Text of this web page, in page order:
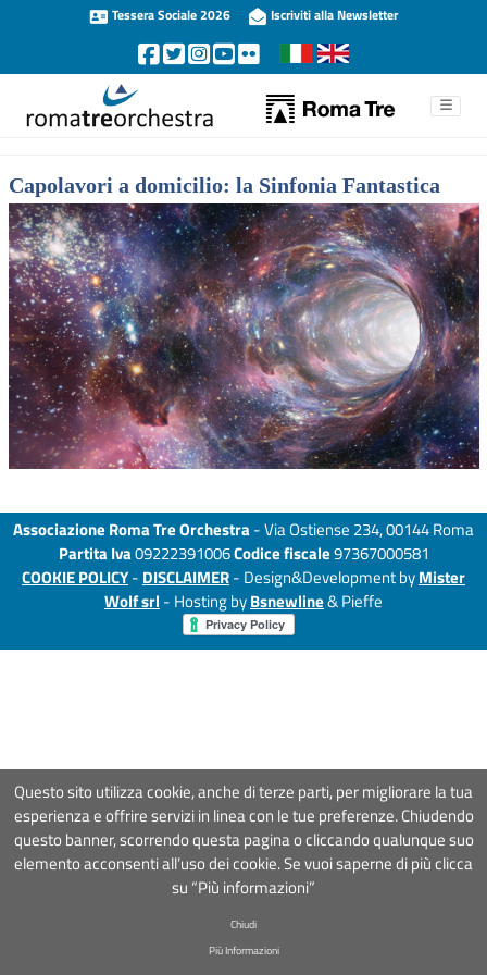
Tessera Sociale 2026 Iscriviti alla Newsletter
Capolavori a domicilio: la Sinfonia Fantastica
Associazione Roma Tre Orchestra- Via Ostiense 234, 00144 Roma
Partita Iva09222391006Codice fiscale97367000581
COOKIE POLICY- DISCLAIMER- Design&Development byMister
Wolf srl - Hosting byBsnewline& Pieffe
Questo sito utilizza cookie, anche di terze parti, per migliorare la tua
esperienza e offrire servizi in linea con le tue preferenze. Chiudendo
questo banner, scorrendo questa pagina o cliccando qualunque suo
elemento acconsenti all’uso dei cookie. Se vuoi saperne di più clicca
su “Più informazioni”
Chiudi
Più Informazioni